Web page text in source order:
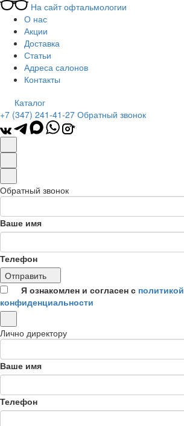
На сайт офтальмологии
О нас
Акции
Доставка
Статьи
Адреса салонов
Контакты
Каталог
+7 (347) 241-41-27 Обратный звонок
*
Обратный звонок
Ваше имя
Телефон
Отправить
Я ознакомлен и согласен с политикой
конфиденциальности
Лично директору
Ваше имя
Телефон